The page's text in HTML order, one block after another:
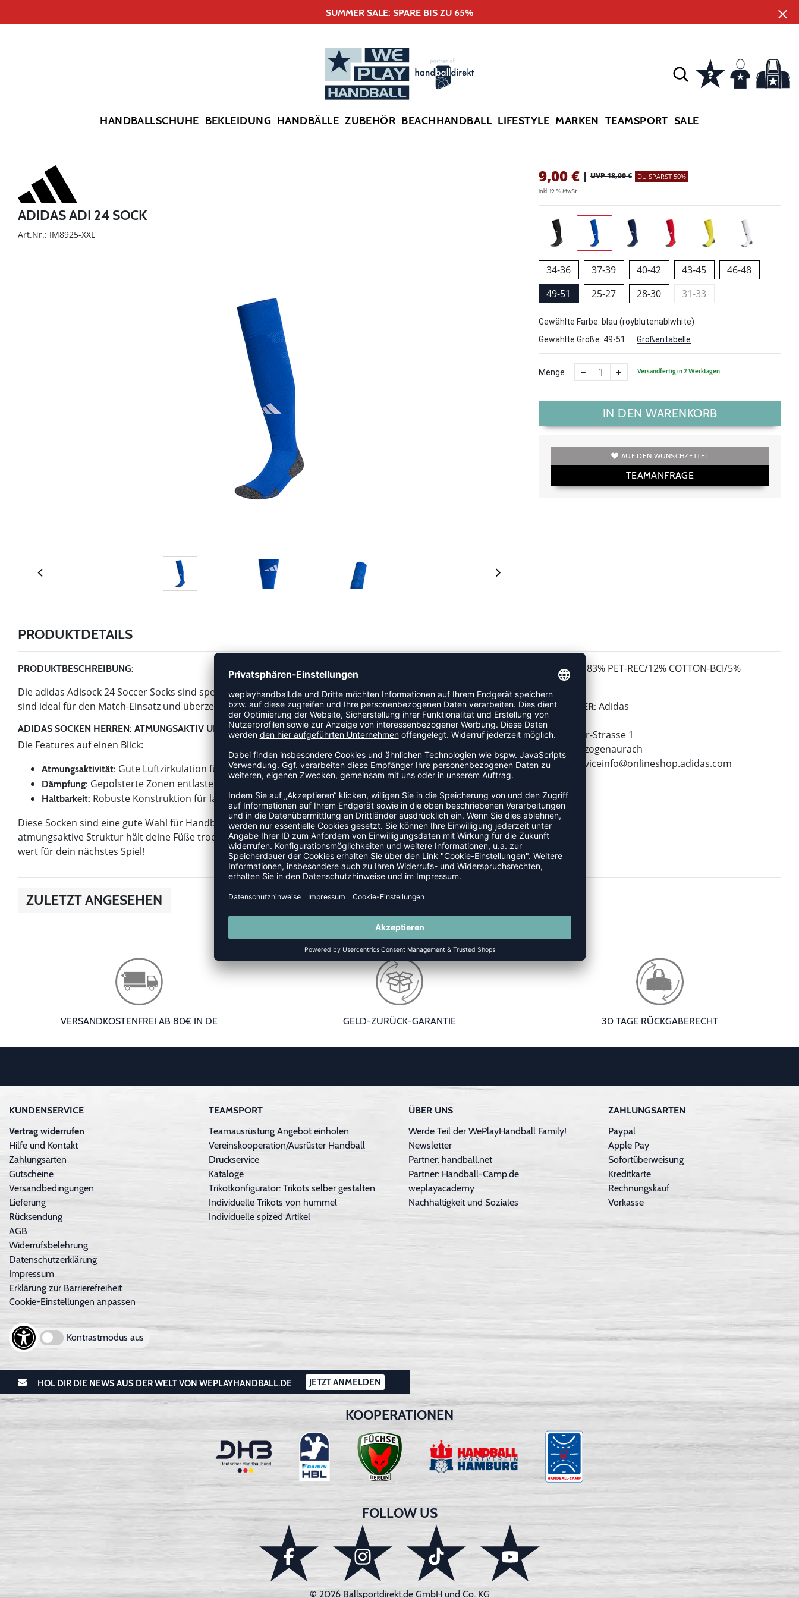
SUMMER SALE: SPARE BIS ZU 65%
HANDBALLSCHUHE BEKLEIDUNG HANDBÄLLE ZUBEHÖR BEACHHANDBALL LIFESTYLE MARKEN TEAMSPORT SALE
ADIDAS ADI 24 SOCK
Art.Nr.: IM8925-XXL
9,00€ | UVP 18,00 € DU SPARST 50%
inkl. 19 % MwSt.
34-36 37-39 40-42 43-45
46-48
49-51
25-27 28-30 31-33
Gewählte Farbe: blau (royblutenablwhite)
Gewählte Größe: 49-51 Größentabelle
Menge Versandfertig in 2 Werktagen
IN DEN WARENKORB
AUF DEN WUNSCHZETTEL
TEAMANFRAGE
PRODUKTDETAILS
PRODUKTBESCHREIBUNG:
Die adidas Adisock 24 Soccer Socks sind speziell für Herren entwickelt und bieten eine normale Passform. Sie
sind ideal für den Match-Einsatz und überzeugen durch ihre Atmungsaktivität und Dämpfung.
ADIDAS SOCKEN HERREN: ATMUNGSAKTIV UND KOMFORTABEL
Die Features auf einen Blick:
Atmungsaktivität: Gute Luftzirkulation für ein frisches Tragegefühl.
Dämpfung: Gepolsterte Zonen entlasten Druckpunkte und bieten extra Komfort.
Haltbarkeit: Robuste Konstruktion für langanhaltende Nutzung.
Diese Socken sind eine gute Wahl für Handballspieler, die Wert auf Komfort und Langlebigkeit legen. Die
atmungsaktive Struktur hält deine Füße trocken, während die Dämpfung für angenehmen Halt sorgt. Ein Blick
wert für dein nächstes Spiel!
MATERIAL:
83% PET-REC/12% COTTON-BCI/5%
ELASTANE
HERSTELLER: Adidas
adidas AG
Adi-Dassler-Strasse 1
91074 Herzogenaurach
E-Mail:
serviceinfo@onlineshop.adidas.com
ZULETZT ANGESEHEN
VERSANDKOSTENFREI AB 80€ IN DE GELD-ZURÜCK-GARANTIE 30 TAGE RÜCKGABERECHT
KUNDENSERVICE
Vertrag widerrufen
Hilfe und Kontakt
Zahlungsarten
Gutscheine
Versandbedingungen
Lieferung
Rücksendung
AGB
Widerrufsbelehrung
Datenschutzerklärung
Impressum
Erklärung zur Barrierefreiheit
Cookie-Einstellungen anpassen
Kontrastmodus aus
TEAMSPORT
Teamausrüstung Angebot einholen
Vereinskooperation/Ausrüster Handball
Druckservice
Kataloge
Trikotkonfigurator: Trikots selber gestalten
Individuelle Trikots von hummel
Individuelle spized Artikel
ÜBER UNS
Werde Teil der WePlayHandball Family!
Newsletter
Partner: handball.net
Partner: Handball-Camp.de
weplayacademy
Nachhaltigkeit und Soziales
ZAHLUNGSARTEN
Paypal
Apple Pay
Sofortüberweisung
Kreditkarte
Rechnungskauf
Vorkasse
HOL DIR DIE NEWS AUS DER WELT VON WEPLAYHANDBALL.DE JETZT ANMELDEN
KOOPERATIONEN
FOLLOW US
© 2026 Ballsportdirekt.de GmbH und Co. KG